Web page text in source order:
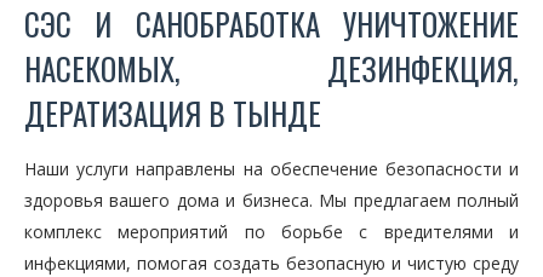
СЭС И САНОБРАБОТКА УНИЧТОЖЕНИЕ
НАСЕКОМЫХ, ДЕЗИНФЕКЦИЯ,
ДЕРАТИЗАЦИЯ В ТЫНДЕ
Наши услуги направлены на обеспечение безопасности и
здоровья вашего дома и бизнеса. Мы предлагаем полный
комплекс мероприятий по борьбе с вредителями и
инфекциями, помогая создать безопасную и чистую среду